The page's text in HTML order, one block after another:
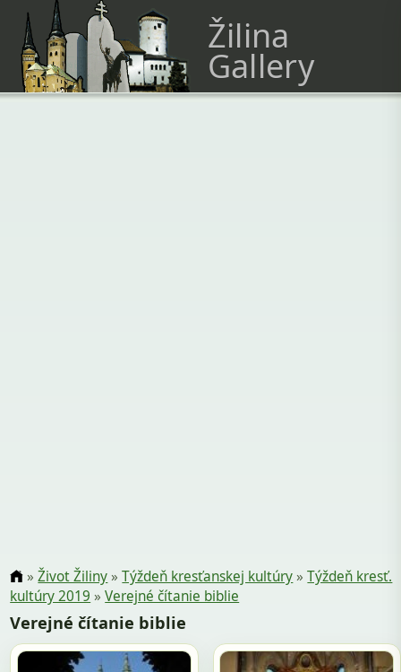
Žilina
Gallery
»Život Žiliny»Týždeň kresťanskej kultúry»Týždeň kresť.
kultúry 2019 »Verejné čítanie biblie
Verejné čítanie biblie